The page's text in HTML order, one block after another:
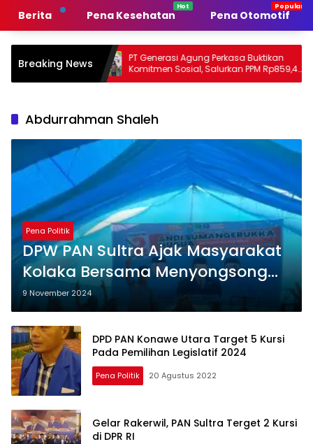
Berita Pena Kesehatan Pena Otomotif
Breaking NewsPT Generasi Agung Perkasa Buktikan
Komitmen Sosial, Salurkan PPM Rp859,4
Juta untuk Masyarakat Lingkar
Abdurrahman Shaleh
Pena Politik
DPW PAN Sultra Ajak Masyarakat
Kolaka Bersama Menyongsong
Perubahan dengan Memilih ASR-
Hugua
9 November 2024
DPD PAN Konawe Utara Target 5 Kursi
Pada Pemilihan Legislatif 2024
Pena Politik 20 Agustus 2022
Gelar Rakerwil, PAN Sultra Terget 2 Kursi
di DPR RI